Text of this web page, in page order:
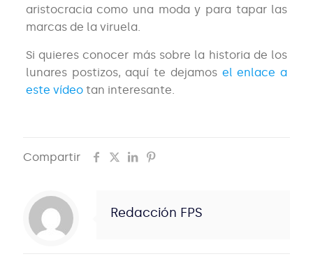
aristocracia como una moda y para tapar las
marcas de la viruela.
Si quieres conocer más sobre la historia de los
lunares postizos, aquí te dejamos el enlace a
este vídeotan interesante.
Compartir
Redacción FPS